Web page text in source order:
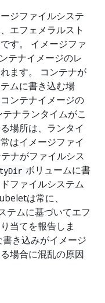
ジファイルシステ
エフェメラルスト
す。 イメージファ
テナイメージのレ
ます。 コンテナが
ムに書き込む場
ンテナイメージの
ナランタイムがこ
場所は、ランタイ
はイメージファイ
ナがファイルシス
ボリュームに書
ファイルシステム
は常に、
テムに基づいてエフ
当てを報告しま
き込みがイメージ
場合に混乱の原因